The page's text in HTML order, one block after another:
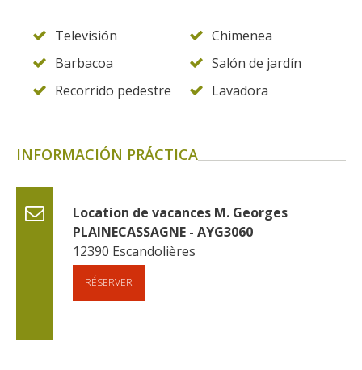
Televisión
Chimenea
Barbacoa
Salón de jardín
Recorrido pedestre
Lavadora
INFORMACIÓN PRÁCTICA
Location de vacances M. Georges
PLAINECASSAGNE - AYG3060
12390 Escandolières
RÉSERVER